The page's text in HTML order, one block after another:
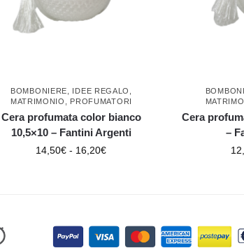
BOMBONIERE, IDEE REGALO ,
MATRIMONIO , PROFUMATORI
Cera profumata color bianco
10,5×10 – Fantini Argenti
14,50€ - 16,20€
Cera
–